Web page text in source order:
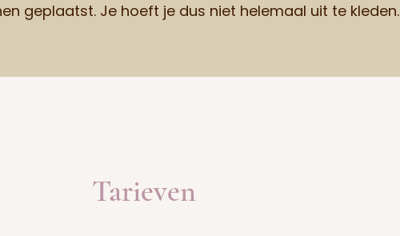
geplaatst. Je hoeft je dus niet helemaal uit te kleden.
Tarieven